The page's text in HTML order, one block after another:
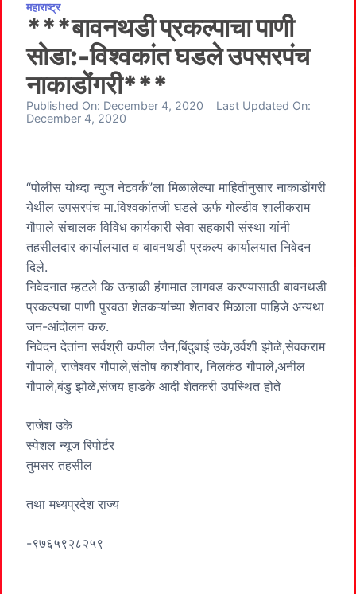
महाराष्ट्र
***बावनथडी प्रकल्पाचा पाणी
सोडा:-विश्वकांत घडले उपसरपंच
नाकाडोंगरी***
Published On: December 4, 2020
Last Updated On:
December 4, 2020
“पोलीस योध्दा न्युज नेटवर्क”ला मिळालेल्या माहितीनुसार नाकाडोंगरी
येथील उपसरपंच मा.विश्वकांतजी घडले ऊर्फ गोल्डीव शालीकराम
गौपाले संचालक विविध कार्यकारी सेवा सहकारी संस्था यांनी
तहसीलदार कार्यालयात व बावनथडी प्रकल्प कार्यालयात निवेदन
दिले.
निवेदनात म्हटले कि उन्हाळी हंगामात लागवड करण्यासाठी बावनथडी
प्रकल्पचा पाणी पुरवठा शेतकऱ्यांच्या शेतावर मिळाला पाहिजे अन्यथा
जन-आंदोलन करु.
निवेदन देतांना सर्वश्री कपील जैन,बिंदुबाई उके,उर्वशी झोळे,सेवकराम
गौपाले, राजेश्वर गौपाले,संतोष काशीवार, निलकंठ गौपाले,अनील
गौपाले,बंडु झोळे,संजय हाडके आदी शेतकरी उपस्थित होते
राजेश उके
स्पेशल न्यूज रिपोर्टर
तुमसर तहसील
तथा मध्यप्रदेश राज्य
-९७६५९२८२५९